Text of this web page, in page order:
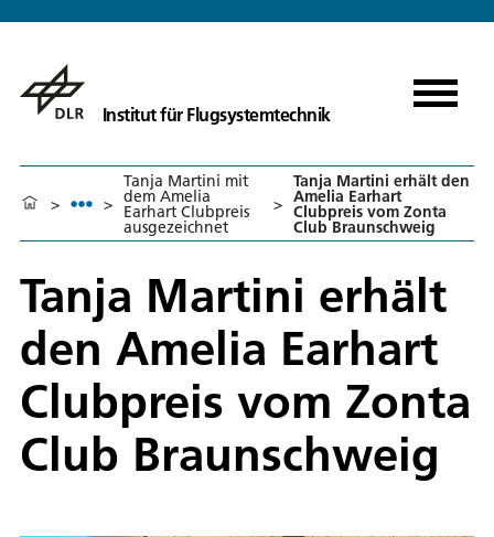
Institut für Flugsystemtechnik
> >
Tanja Martini mit
dem Amelia
Earhart Clubpreis
ausgezeichnet
>
Tanja Martini erhält den
Amelia Earhart
Clubpreis vom Zonta
Club Braunschweig
Tanja Martini erhält
den Amelia Earhart
Clubpreis vom Zonta
Club Braunschweig